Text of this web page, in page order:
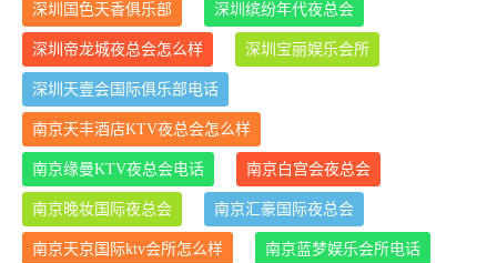
深圳国色天香俱乐部 深圳缤纷年代夜总会
深圳帝龙城夜总会怎么样 深圳宝丽娱乐会所
深圳天壹会国际俱乐部电话
南京天丰酒店KTV夜总会怎么样
南京缘曼KTV夜总会电话 南京白宫会夜总会
南京晚妆国际夜总会 南京汇豪国际夜总会
南京天京国际ktv会所怎么样 南京蓝梦娱乐会所电话